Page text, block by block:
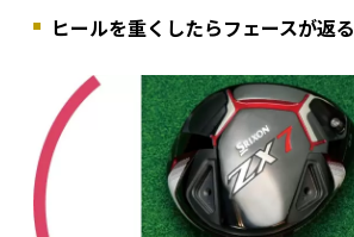
ヒールを重くしたらフェースが返る